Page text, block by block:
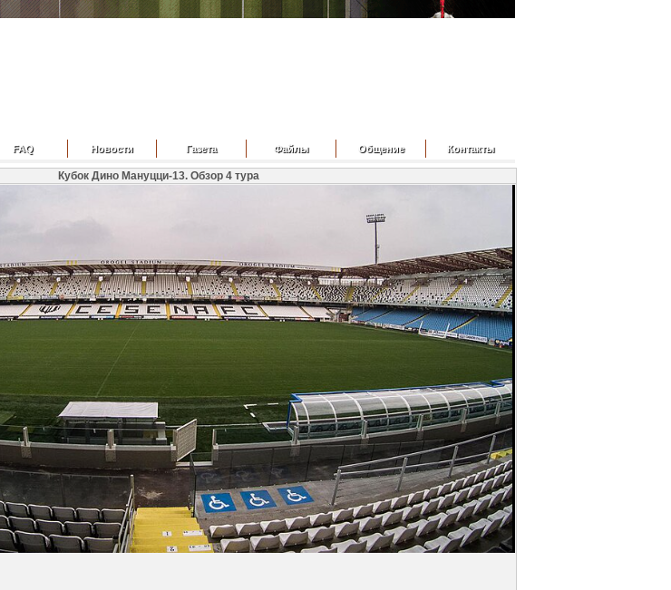
FAQ Новости Газета Файлы Общение Контакты
Кубок Дино Мануцци-13. Обзор 4 тура